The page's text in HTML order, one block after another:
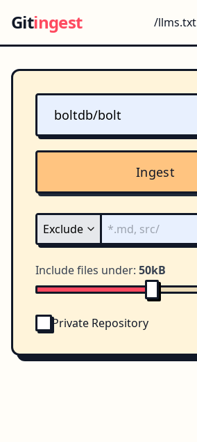
Gitingest /llms.txt
Ingest
Include files under: 50kB
Private Repository